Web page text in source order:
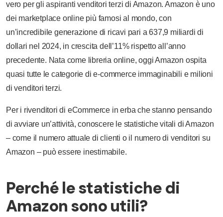
vero per gli aspiranti venditori terzi di Amazon. Amazon è uno
dei marketplace online più famosi al mondo, con
un’incredibile generazione di ricavi pari a 637,9 miliardi di
dollari nel 2024, in crescita dell’11% rispetto all’anno
precedente. Nata come libreria online, oggi Amazon ospita
quasi tutte le categorie di e-commerce immaginabili e milioni
di venditori terzi.
Per i rivenditori di eCommerce in erba che stanno pensando
di avviare un’attività, conoscere le statistiche vitali di Amazon
– come il numero attuale di clienti o il numero di venditori su
Amazon – può essere inestimabile.
Perché le statistiche di
Amazon sono utili?